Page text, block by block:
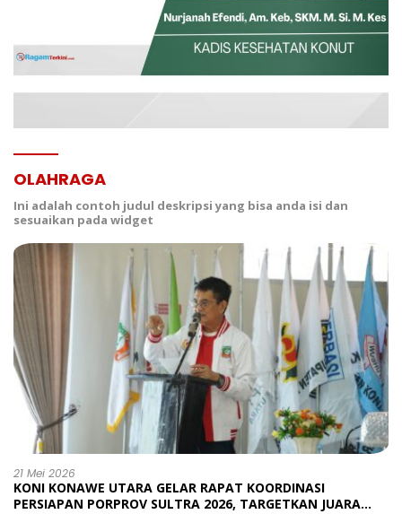
OLAHRAGA
Ini adalah contoh judul deskripsi yang bisa anda isi dan
sesuaikan pada widget
21 Mei 2026
KONI KONAWE UTARA GELAR RAPAT KOORDINASI
PERSIAPAN PORPROV SULTRA 2026, TARGETKAN JUARA